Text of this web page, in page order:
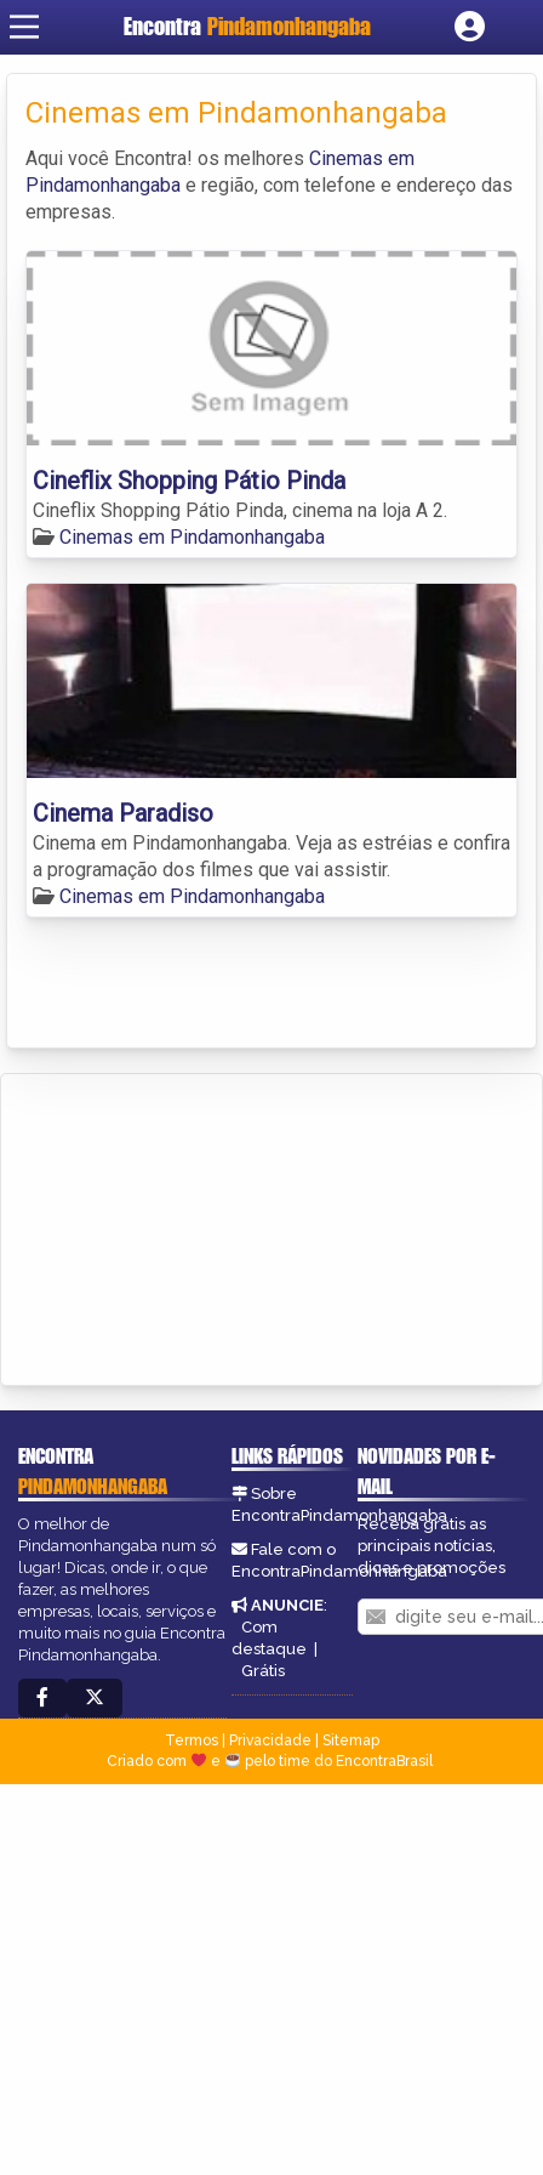
Encontra Pindamonhangaba
Cadastrar empresa
Criar conta
Cinemas em Pindamonhangaba
Aqui você Encontra! os melhores Cinemas em
Pindamonhangaba e região, com telefone e endereço das
empresas.
Cineflix Shopping Pátio Pinda
Cineflix Shopping Pátio Pinda, cinema na loja A 2.
Cinemas em Pindamonhangaba
Cinema Paradiso
Cinema em Pindamonhangaba. Veja as estréias e confira
a programação dos filmes que vai assistir.
Cinemas em Pindamonhangaba
ENCONTRA
PINDAMONHANGABA
O melhor de
Pindamonhangaba num só
lugar! Dicas, onde ir, o que
fazer, as melhores
empresas, locais, serviços e
muito mais no guia Encontra
Pindamonhangaba.
LINKS RÁPIDOS
Sobre
EncontraPindamonhangaba
Fale com o
EncontraPindamonhangaba
ANUNCIE:
Com
destaque |
Grátis
NOVIDADES POR E-
MAIL
Receba grátis as
principais notícias,
dicas e promoções
Termos| Privacidade
Sitemap
Criado com
e pelo time do EncontraBrasil